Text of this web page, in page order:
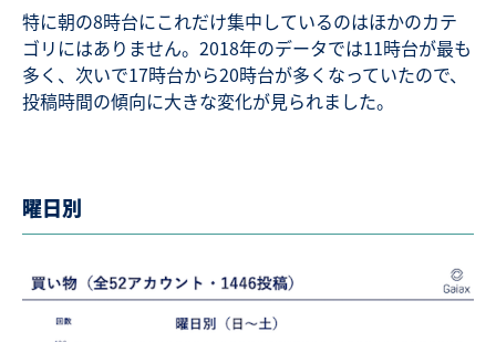
特に朝の8時台にこれだけ集中しているのはほかのカテ
ゴリにはありません。2018年のデータでは11時台が最も
多く、次いで17時台から20時台が多くなっていたので、
投稿時間の傾向に大きな変化が見られました。
曜日別